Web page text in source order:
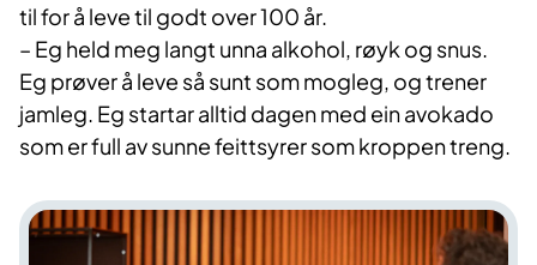
til for å leve til godt over 100 år.
– Eg held meg langt unna alkohol, røyk og snus.
Eg prøver å leve så sunt som mogleg, og trener
jamleg. Eg startar alltid dagen med ein avokado
som er full av sunne feittsyrer som kroppen treng.